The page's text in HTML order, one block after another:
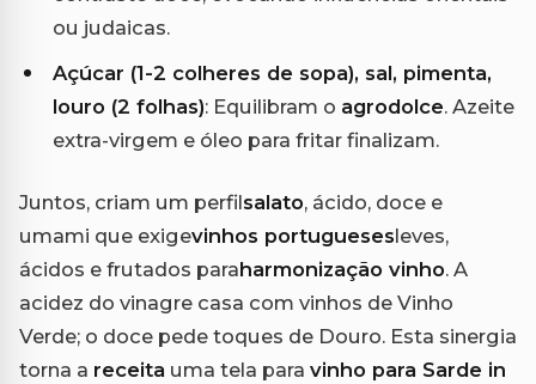
ou judaicas.
Açúcar (1-2 colheres de sopa), sal, pimenta,
louro (2 folhas): Equilibram o agrodolce. Azeite
extra-virgem e óleo para fritar finalizam.
Juntos, criam um perfilsalato, ácido, doce e
umami que exigevinhos portuguesesleves,
ácidos e frutados paraharmonização vinho. A
acidez do vinagre casa com vinhos de Vinho
Verde; o doce pede toques de Douro. Esta sinergia
torna a receita uma tela para vinho para Sarde in